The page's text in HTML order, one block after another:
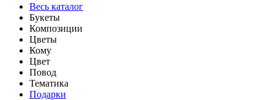
Весь каталог
Букеты
Композиции
Цветы
Кому
Цвет
Повод
Тематика
Подарки